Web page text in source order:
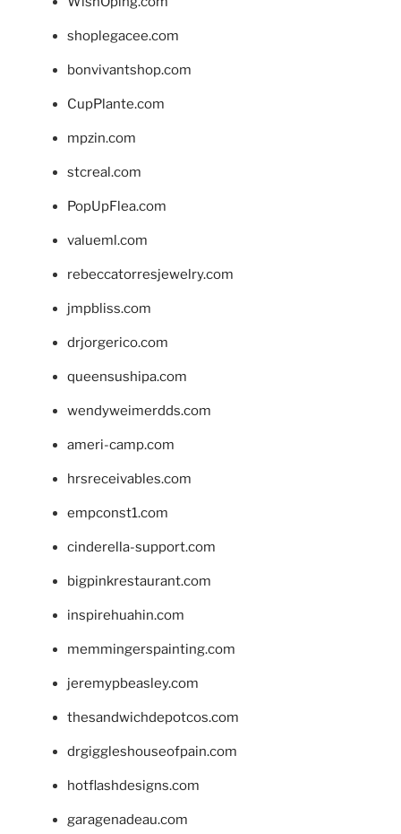
shoplegacee.com
bonvivantshop.com
CupPlante.com
mpzin.com
stcreal.com
PopUpFlea.com
valueml.com
rebeccatorresjewelry.com
jmpbliss.com
drjorgerico.com
queensushipa.com
wendyweimerdds.com
ameri-camp.com
hrsreceivables.com
empconst1.com
cinderella-support.com
bigpinkrestaurant.com
inspirehuahin.com
memmingerspainting.com
jeremypbeasley.com
thesandwichdepotcos.com
drgiggleshouseofpain.com
hotflashdesigns.com
garagenadeau.com